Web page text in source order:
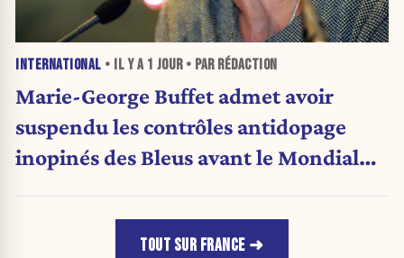
INTERNATIONAL • IL Y A 1 JOUR• PAR RÉDACTION
Marie-George Buffet admet avoir
suspendu les contrôles antidopage
inopinés des Bleus avant le Mondial
TOUT SUR FRANCE